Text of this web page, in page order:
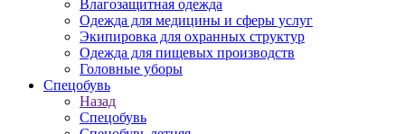
Влагозащитная одежда
Одежда для медицины и сферы услуг
Экипировка для охранных структур
Одежда для пищевых производств
Головные уборы
Спецобувь
Назад
Спецобувь